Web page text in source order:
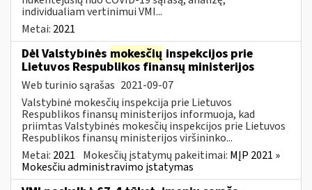
individualiam vertinimui VMI...
Metai: 2021
Dėl Valstybinės mokesčių inspekcijos prie
Lietuvos Respublikos finansų ministerijos
Web turinio sąrašas 2021-09-07
Valstybinė mokesčių inspekcija prie Lietuvos
Respublikos finansų ministerijos informuoja, kad
priimtas Valstybinės mokesčių inspekcijos prie Lietuvos
Respublikos finansų ministerijos viršininko...
Metai: 2021 Mokesčių įstatymų pakeitimai: MĮP 2021 »
Mokesčiu administravimo įstatymas